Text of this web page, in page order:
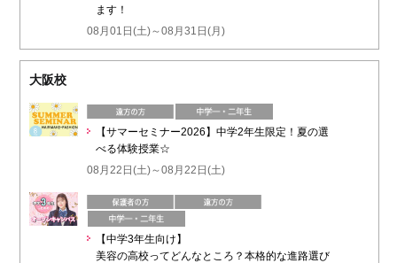
ます！
08月01日(土)～08月31日(月)
大阪校
【サマーセミナー2026】中学2年生限定！夏の選
べる体験授業☆
08月22日(土)～08月22日(土)
【中学3年生向け】
美容の高校ってどんなところ？本格的な進路選び